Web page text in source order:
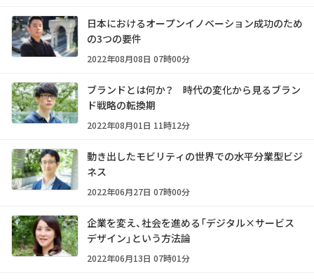
日本におけるオープンイノベーション成功のため
の3つの要件
2022年08月08日 07時00分
ブランドとは何か？ 時代の変化から見るブラン
ド戦略の転換期
2022年08月01日 11時12分
動き出したモビリティの世界での水平分業型ビジ
ネス
2022年06月27日 07時00分
企業を変え、社会を進める「デジタル×サービス
デザイン」という方法論
2022年06月13日 07時01分